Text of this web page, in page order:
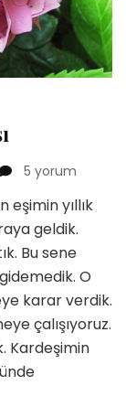
Gönen
ve
Alman
Pastası
5 yorum
eşimin yıllık
geldik.
Bu sene
O
karar verdik.
çalışıyoruz.
Kardeşimin